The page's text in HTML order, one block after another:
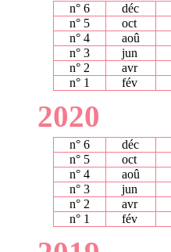
n° 6 déc
n° 5
oct
n° 4
aoû
n° 3
jun
n° 2
avr
n° 1
fév
2020
n° 6 déc
n° 5
oct
n° 4
aoû
n° 3
jun
n° 2
avr
n° 1
fév